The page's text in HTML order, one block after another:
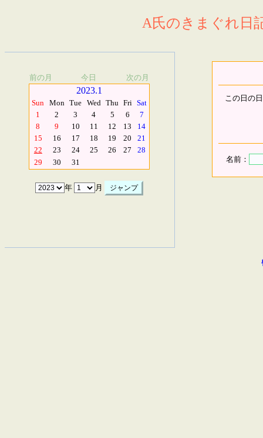
A氏のきまぐれ日
前の月 今日 次の月
2023.1
Sun Mon Tue Wed Thu Fri Sat
1
2 3 4 5 6
7
8
9 10 11 12 13
14
15
16 17 18 19 20
21
22
23 24 25 26 27
28
29
30 31
年 月
この日の
名前：